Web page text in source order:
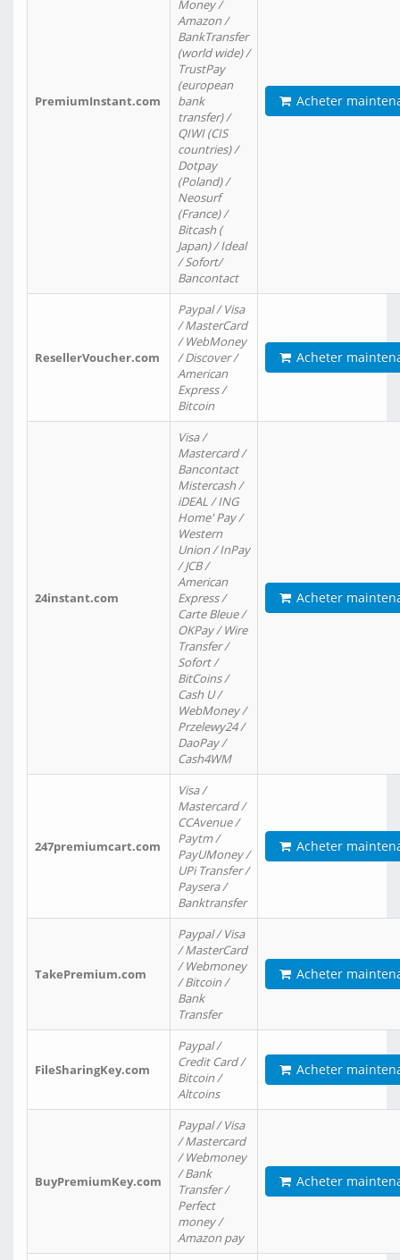
PremiumInstant.com
Money /
Amazon /
BankTransfer
(world wide) /
TrustPay
(european
bank
transfer) /
QIWI (CIS
countries) /
Dotpay
(Poland) /
Neosurf
(France) /
Bitcash (
Japan) / Ideal
/ Sofort/
Bancontact
Acheter
ResellerVoucher.com
Paypal / Visa
/ MasterCard
/ WebMoney
/ Discover /
American
Express /
Bitcoin
Acheter
24instant.com
Visa /
Mastercard /
Bancontact
Mistercash /
iDEAL / ING
Home' Pay /
Western
Union / InPay
/ JCB /
American
Express /
Carte Bleue /
OKPay / Wire
Transfer /
Sofort /
BitCoins /
Cash U /
WebMoney /
Przelewy24 /
DaoPay /
Cash4WM
Acheter
247premiumcart.com
Visa /
Mastercard /
CCAvenue /
Paytm /
PayUMoney /
UPi Transfer /
Paysera /
Banktransfer
Acheter
TakePremium.com
Paypal / Visa
/ MasterCard
/ Webmoney
/ Bitcoin /
Bank
Transfer
Acheter
FileSharingKey.com
Paypal /
Credit Card /
Bitcoin /
Altcoins
Acheter
BuyPremiumKey.com
Paypal / Visa
/ Mastercard
/ Webmoney
/ Bank
Transfer /
Perfect
money /
Amazon pay
Acheter